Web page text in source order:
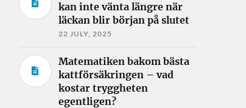
kan inte vänta längre när
läckan blir början på slutet
22 JULY, 2025
Matematiken bakom bästa
kattförsäkringen – vad
kostar tryggheten
egentligen?